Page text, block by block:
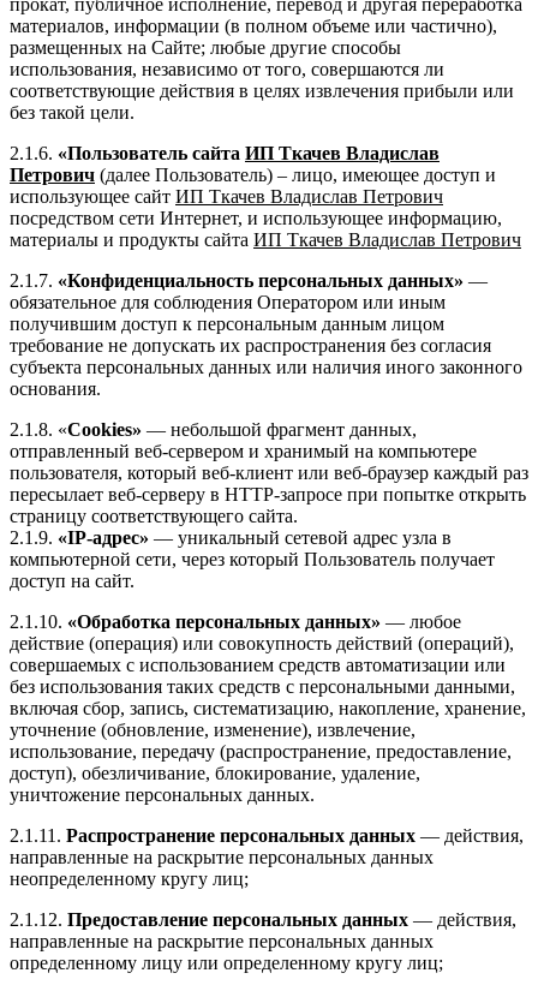
материалов, информации (в полном объеме или частично),
размещенных на Сайте; любые другие способы
использования, независимо от того, совершаются ли
соответствующие действия в целях извлечения прибыли или
без такой цели.
2.1.6. «Пользователь сайта ИП Ткачев Владислав
Петрович (далее Пользователь) – лицо, имеющее доступ и
использующее сайт ИП Ткачев Владислав Петрович
посредством сети Интернет, и использующее информацию,
материалы и продукты сайта ИП Ткачев Владислав Петрович
2.1.7. «Конфиденциальность персональных данных» —
обязательное для соблюдения Оператором или иным
получившим доступ к персональным данным лицом
требование не допускать их распространения без согласия
субъекта персональных данных или наличия иного законного
основания.
2.1.8. «Cookies» — небольшой фрагмент данных,
отправленный веб-сервером и хранимый на компьютере
пользователя, который веб-клиент или веб-браузер каждый раз
пересылает веб-серверу в HTTP-запросе при попытке открыть
страницу соответствующего сайта.
2.1.9. «IP-адрес» — уникальный сетевой адрес узла в
компьютерной сети, через который Пользователь получает
доступ на cайт.
2.1.10. «Обработка персональных данных» — любое
действие (операция) или совокупность действий (операций),
совершаемых с использованием средств автоматизации или
без использования таких средств с персональными данными,
включая сбор, запись, систематизацию, накопление, хранение,
уточнение (обновление, изменение), извлечение,
использование, передачу (распространение, предоставление,
доступ), обезличивание, блокирование, удаление,
уничтожение персональных данных.
2.1.11. Распространение персональных данных — действия,
направленные на раскрытие персональных данных
неопределенному кругу лиц;
2.1.12. Предоставление персональных данных — действия,
направленные на раскрытие персональных данных
определенному лицу или определенному кругу лиц;